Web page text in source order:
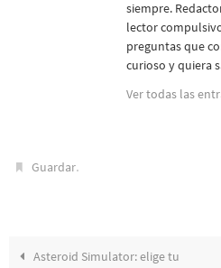
siempre.
lector
preguntas que
curioso y quiera
Ver todas las
Guardar.
Asteroid Simulator: elige tu